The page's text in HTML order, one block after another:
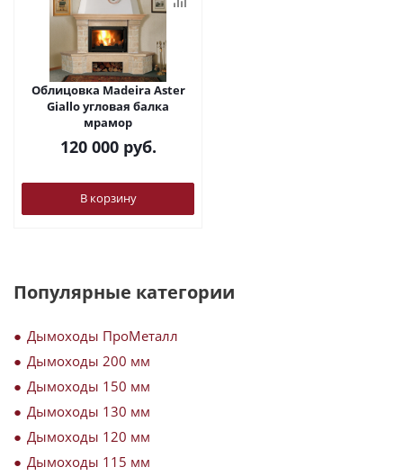
Облицовка Madeira Aster
Giallo угловая балка
мрамор
120 000руб.
В корзину
Популярные категории
Дымоходы ПроМеталл
Дымоходы 200 мм
Дымоходы 150 мм
Дымоходы 130 мм
Дымоходы 120 мм
Дымоходы 115 мм